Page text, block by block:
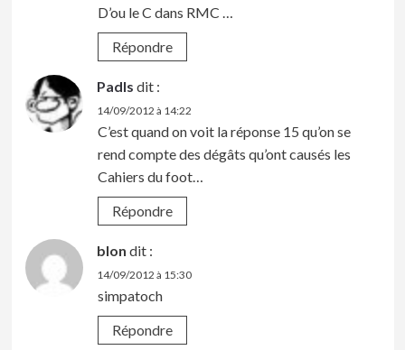
D’ou le C dans RMC …
Répondre
Padls dit :
14/09/2012 à 14:22
C’est quand on voit la réponse 15 qu’on se
rend compte des dégâts qu’ont causés les
Cahiers du foot…
Répondre
blon dit :
14/09/2012 à 15:30
simpatoch
Répondre